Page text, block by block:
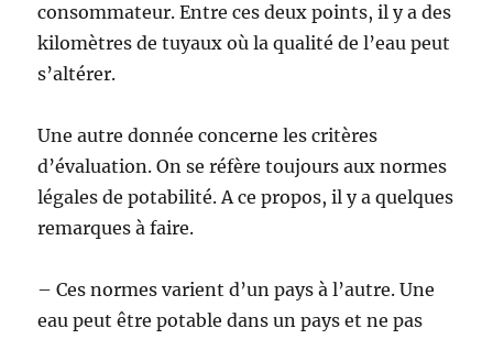
consommateur. Entre ces deux points, il y a des
kilomètres de tuyaux où la qualité de l’eau peut
s’altérer.
Une autre donnée concerne les critères
d’évaluation. On se réfère toujours aux normes
légales de potabilité. A ce propos, il y a quelques
remarques à faire.
– Ces normes varient d’un pays à l’autre. Une
eau peut être potable dans un pays et ne pas